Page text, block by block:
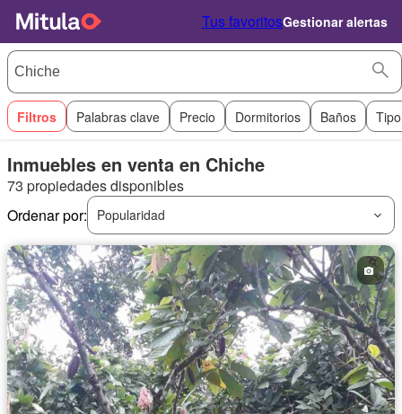
Tus favoritosGestionar alertas
Filtros Palabras clave Precio Dormitorios Baños
Inmuebles en venta en Chiche
73 propiedades disponibles
Ordenar por:
Popularidad